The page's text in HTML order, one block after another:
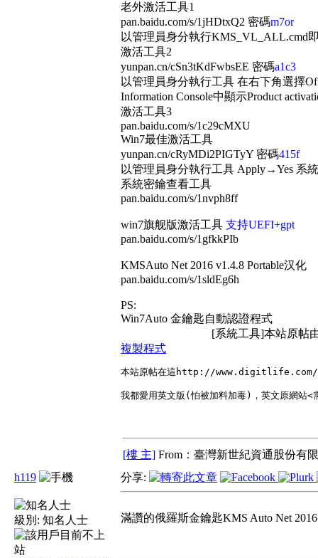
老外激活工具1
pan.baidu.com/s/1jHDtxQ2 密碼m7or
以管理員身分執行KMS_VL_ALL.cmd
激活工具2
yunpan.cn/cSn3tKdFwbsEE 密碼a1c3
以管理員身分執行工具 在右下角選擇
Information Console中顯示Product
激活工具3
pan.baidu.com/s/1c29cMXU
Win7最佳激活工具
yunpan.cn/cRyMDi2PIGTyY 密碼415f
以管理員身分執行工具 Apply→Yes 系
系統密鑰查看工具
pan.baidu.com/s/1nvph8ff
win7旗舰版激活工具 支持UEFI+gpt
pan.baidu.com/s/1gfkkPIb
KMSAuto Net 2016 v1.4.8 Portable汉化
pan.baidu.com/s/1sldEg6h
PS:
Win7Auto 金鑰匙自動認證程式
[系統工具]本站原帖由匿
複製程式
本站原帖在這http://www.digitlife.com/
我都愛用英文版(怕被加料加毒)，英文原
[樓 主] From：臺灣新世紀資通股份有
h119
級別: 知名人士
分享:
滿讚的俄羅斯金鑰匙KMS Auto Net